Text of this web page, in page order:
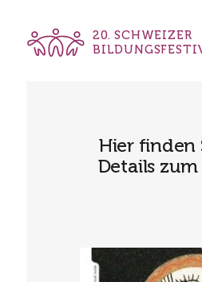
20. SCHWEIZER
Hier finden
Details